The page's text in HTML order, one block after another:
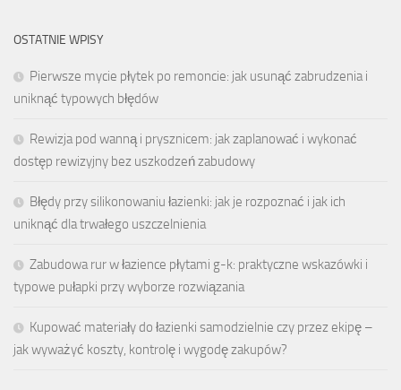
OSTATNIE WPISY
Pierwsze mycie płytek po remoncie: jak usunąć zabrudzenia i
uniknąć typowych błędów
Rewizja pod wanną i prysznicem: jak zaplanować i wykonać
dostęp rewizyjny bez uszkodzeń zabudowy
Błędy przy silikonowaniu łazienki: jak je rozpoznać i jak ich
uniknąć dla trwałego uszczelnienia
Zabudowa rur w łazience płytami g-k: praktyczne wskazówki i
typowe pułapki przy wyborze rozwiązania
Kupować materiały do łazienki samodzielnie czy przez ekipę –
jak wyważyć koszty, kontrolę i wygodę zakupów?